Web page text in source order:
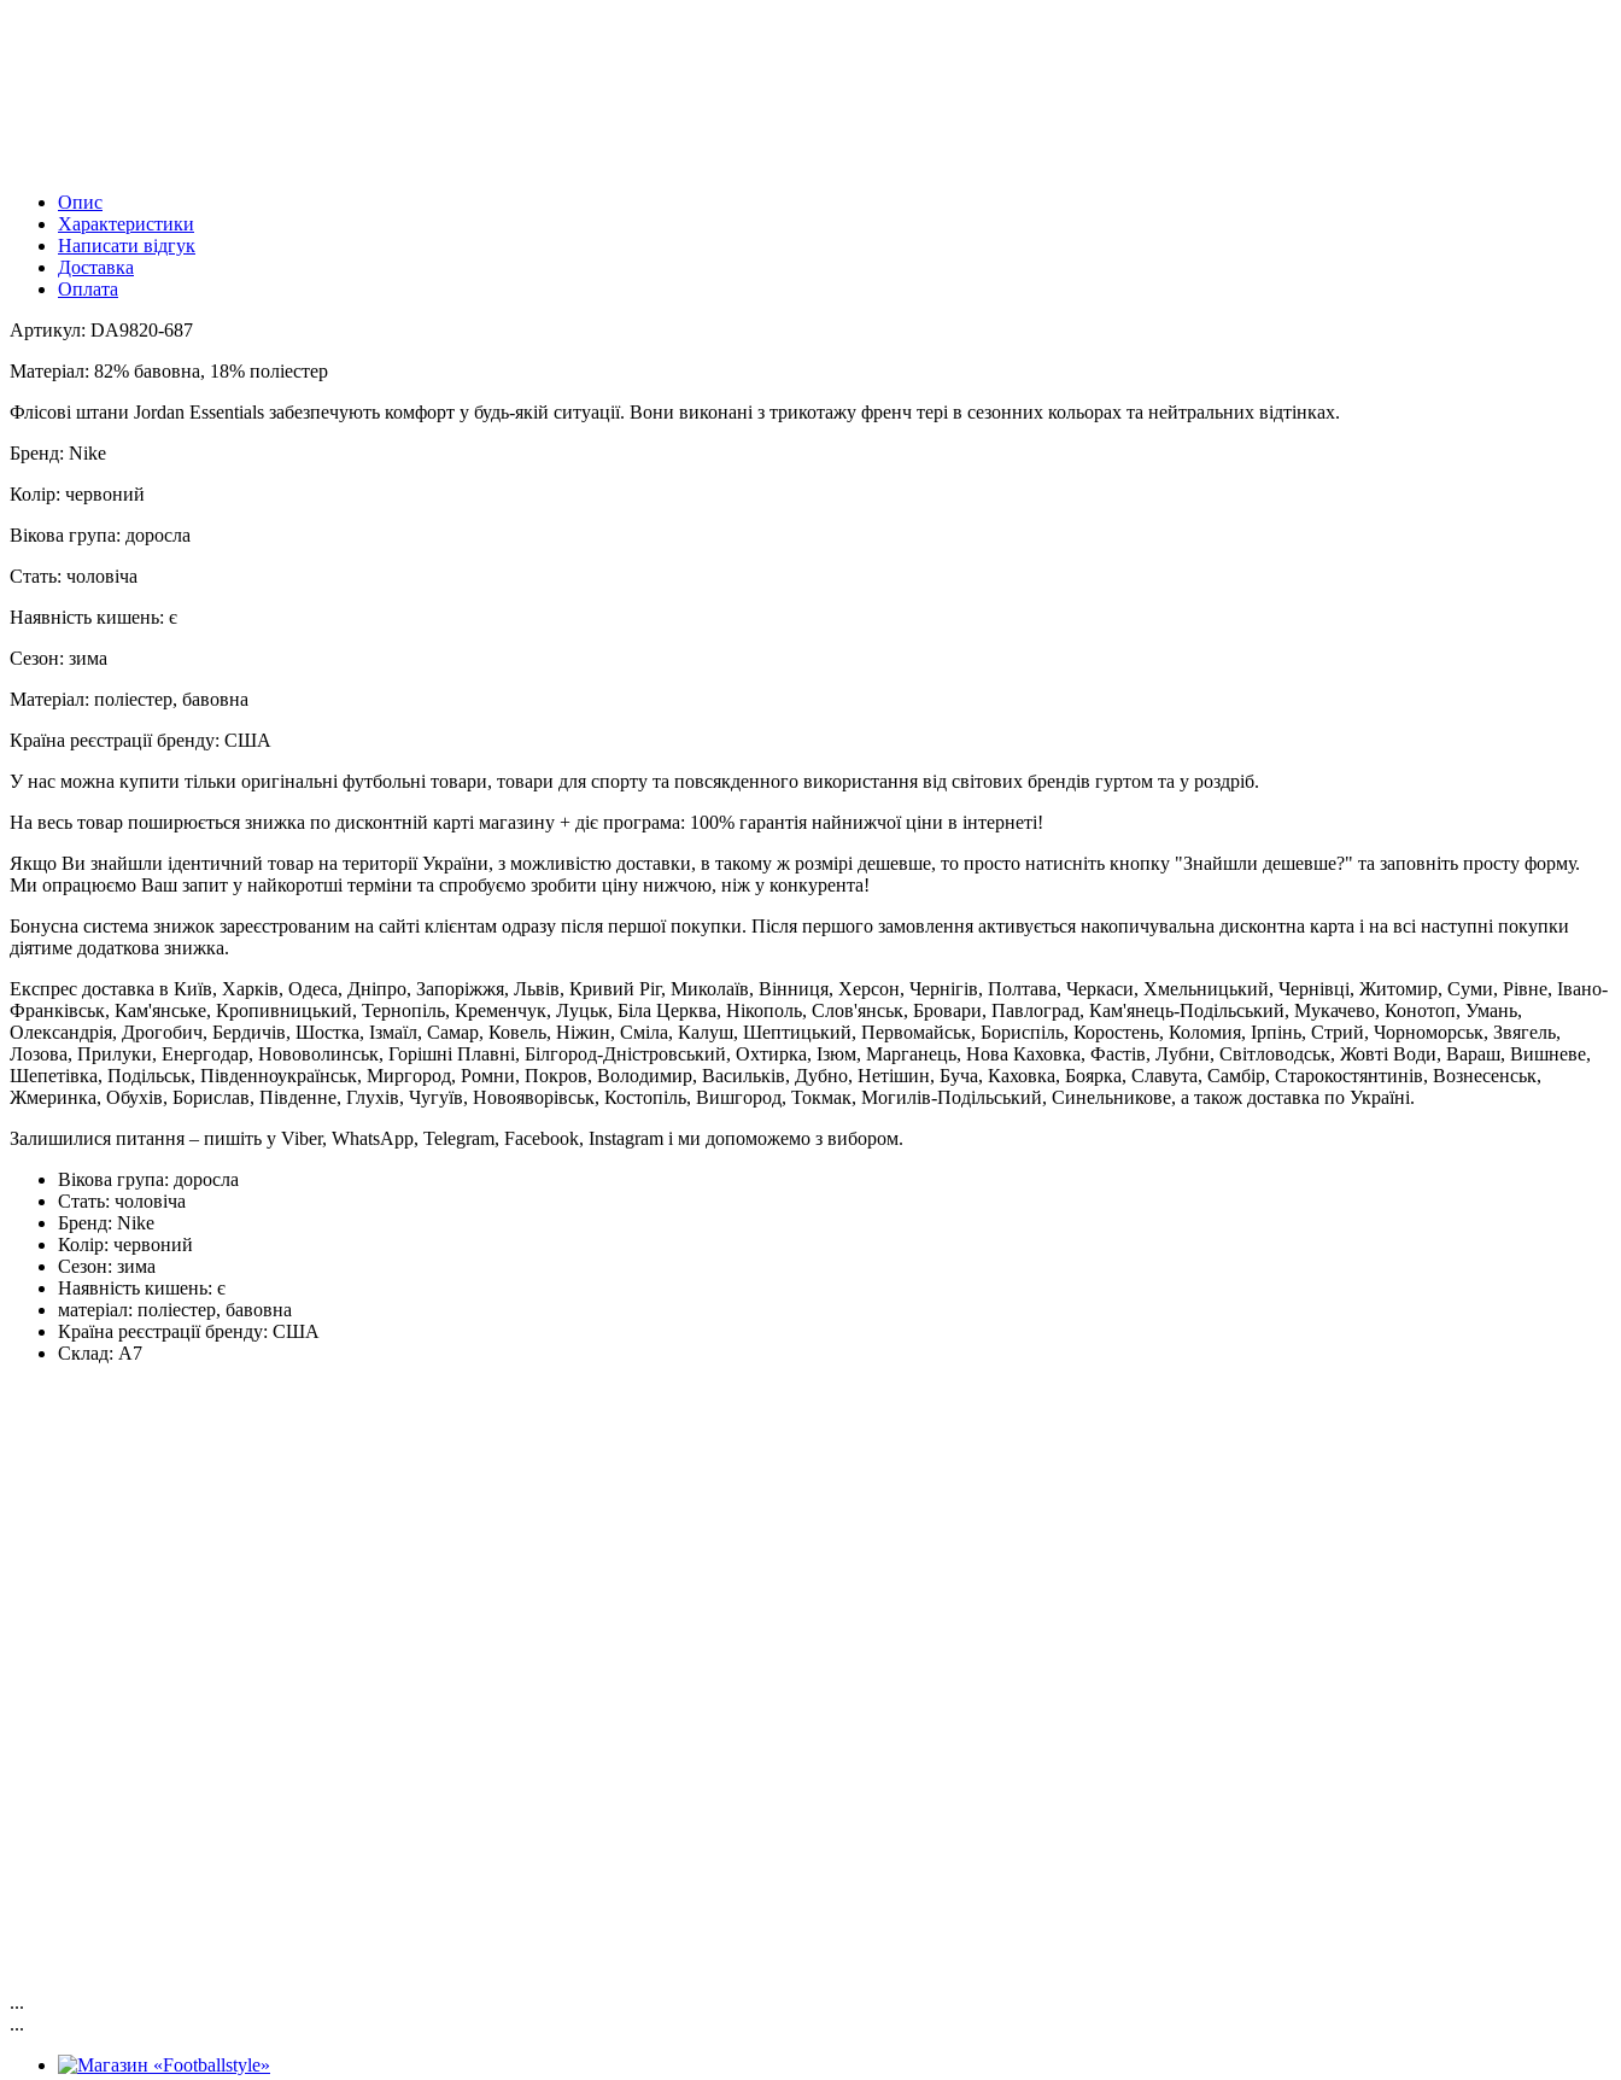
Опис
Характеристики
Написати відгук
Доставка
Оплата
Артикул: DA9820-687
Матеріал: 82% бавовна, 18% поліестер
Флісові штани Jordan Essentials забезпечують комфорт у будь-якій ситуації. Вони виконані з трикотажу френч тері в сезонних кольорах та нейтральних відтінках.
Бренд: Nike
Колір: червоний
Вікова група: доросла
Стать: чоловіча
Наявність кишень: є
Сезон: зима
Матеріал: поліестер, бавовна
Країна реєстрації бренду: США
У нас можна купити тільки оригінальні футбольні товари, товари для спорту та повсякденного використання від світових брендів гуртом та у роздріб.
На весь товар поширюється знижка по дисконтній карті магазину + діє програма: 100% гарантія найнижчої ціни в інтернеті!
Якщо Ви знайшли ідентичний товар на території України, з можливістю доставки, в такому ж розмірі дешевше, то просто натисніть кнопку "Знайшли дешевше?" та заповніть просту форму.
Ми опрацюємо Ваш запит у найкоротші терміни та спробуємо зробити ціну нижчою, ніж у конкурента!
Бонусна система знижок зареєстрованим на сайті клієнтам одразу після першої покупки. Після першого замовлення активується накопичувальна дисконтна карта і на всі наступні покупки
діятиме додаткова знижка.
Експрес доставка в Київ, Харків, Одеса, Дніпро, Запоріжжя, Львів, Кривий Ріг, Миколаїв, Вінниця, Херсон, Чернігів, Полтава, Черкаси, Хмельницький, Чернівці, Житомир, Суми, Рівне, Івано-
Франківськ, Кам'янське, Кропивницький, Тернопіль, Кременчук, Луцьк, Біла Церква, Нікополь, Слов'янськ, Бровари, Павлоград, Кам'янець-Подільський, Мукачево, Конотоп, Умань,
Олександрія, Дрогобич, Бердичів, Шостка, Ізмаїл, Самар, Ковель, Ніжин, Сміла, Калуш, Шептицький, Первомайськ, Бориспіль, Коростень, Коломия, Ірпінь, Стрий, Чорноморськ, Звягель,
Лозова, Прилуки, Енергодар, Нововолинськ, Горішні Плавні, Білгород-Дністровський, Охтирка, Ізюм, Марганець, Нова Каховка, Фастів, Лубни, Світловодськ, Жовті Води, Вараш, Вишневе,
Шепетівка, Подільськ, Південноукраїнськ, Миргород, Ромни, Покров, Володимир, Васильків, Дубно, Нетішин, Буча, Каховка, Боярка, Славута, Самбір, Старокостянтинів, Вознесенськ,
Жмеринка, Обухів, Борислав, Південне, Глухів, Чугуїв, Новояворівськ, Костопіль, Вишгород, Токмак, Могилів-Подільський, Синельникове, а також доставка по Україні.
Залишилися питання – пишіть у Viber, WhatsApp, Telegram, Facebook, Instagram і ми допоможемо з вибором.
Вікова група: доросла
Стать: чоловіча
Бренд: Nike
Колір: червоний
Сезон: зима
Наявність кишень: є
матеріал: поліестер, бавовна
Країна реєстрації бренду: США
Склад: А7
...
...